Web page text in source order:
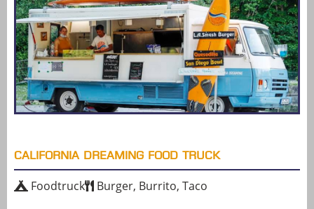
CALIFORNIA DREAMING FOOD TRUCK
Foodtruck Burger, Burrito, Taco